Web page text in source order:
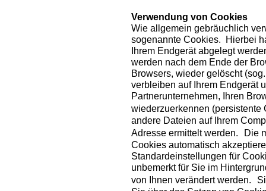
Verwendung von Cookies
Wie allgemein gebräuchlich
sogenannte Cookies. Hierbei
Ihrem Endgerät abgelegt
werden nach dem Ende der
Browsers, wieder gelöscht
verbleiben auf Ihrem Endgerät
Partnerunternehmen, Ihren
wiederzuerkennen
andere Dateien auf Ihrem
Adresse ermittelt werden. Die
Cookies automatisch
Standardeinstellungen für
unbemerkt für Sie im
von Ihnen verändert werden.